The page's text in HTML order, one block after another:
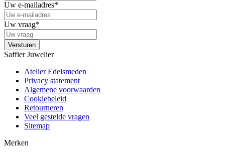
Uw e-mailadres*
Uw vraag*
Saffier Juwelier
Atelier Edelsmeden
Privacy statement
Algemene voorwaarden
Cookiebeleid
Retourneren
Veel gestelde vragen
Sitemap
Merken